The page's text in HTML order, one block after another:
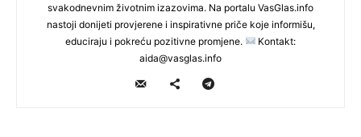
svakodnevnim životnim izazovima. Na portalu VasGlas.info
nastoji donijeti provjerene i inspirativne priče koje informišu,
educiraju i pokreću pozitivne promjene.
Kontakt:
aida@vasglas.info